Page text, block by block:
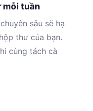
mỗi tuần
sâu sẽ hạ
thư của bạn.
cùng tách cà